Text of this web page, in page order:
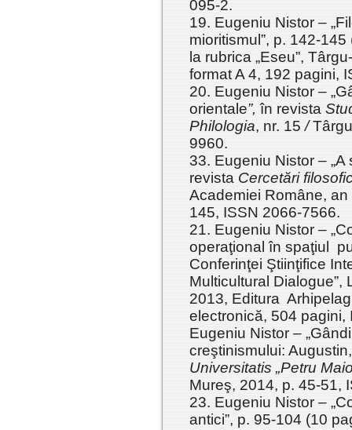
095-2.
19. Eugeniu Nistor –
mioritismul”, p. 142-
la rubrica „Eseu”,
format A 4, 192 pagini,
20. Eugeniu Nistor –
orientale”,în revista
Philologia, nr. 15 /
9960.
33. Eugeniu Nistor –
revista Cercetări
Academiei Române, an
145, ISSN 2066-7566.
21. Eugeniu Nistor –
operaţional în spaţiul
Conferinţei Ştiinţifice
Multicultural Dialogue”,
2013, Editura
electronică, 504
Eugeniu Nistor –
creştinismului:
Universitatis „Petru
Mureş, 2014, p. 45-51,
23. Eugeniu Nistor –
antici”, p. 95-104 (10